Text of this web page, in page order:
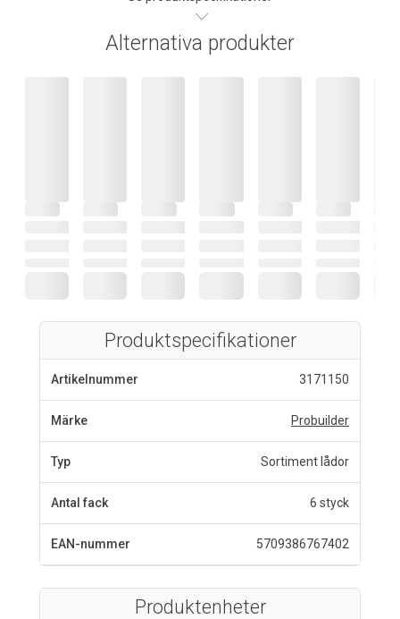
Alternativa produkter
Produktspecifikationer
Artikelnummer 3171150
Märke Probuilder
Typ Sortiment lådor
Antal fack 6 styck
EAN-nummer 5709386767402
Produktenheter